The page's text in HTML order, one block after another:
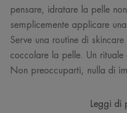
pensare, idratare la pelle
semplicemente applicare
Serve una routine di
coccolare la pelle. Un
Non preoccuparti, nulla di
Leggi di